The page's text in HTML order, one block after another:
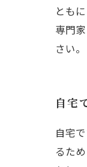
とも
専門
さい。
自宅
自宅
るた